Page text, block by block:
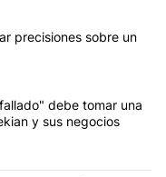
comentarios en los
Banco Central no pudo
precisiones sobre un
el
debe tomar una
y sus negocios